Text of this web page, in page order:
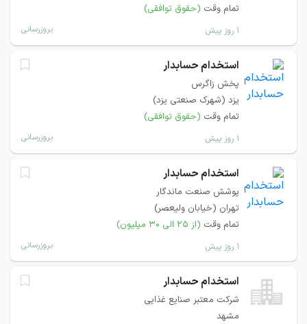
تمام وقت (حقوق توافقی)
۱ روز پیش بروزرسانی
استخدام حسابدار
پخش زاگرس
یزد (شهرک صنعتی یزد)
تمام وقت (حقوق توافقی)
۱ روز پیش بروزرسانی
استخدام حسابدار
پوشش صنعت ماندگار
تهران (خیابان ولیعصر)
تمام وقت (از ۲۵ الی ۳۰ میلیون)
۱ روز پیش بروزرسانی
استخدام حسابدار
شرکت معتبر صنایع غذایی
مشهد